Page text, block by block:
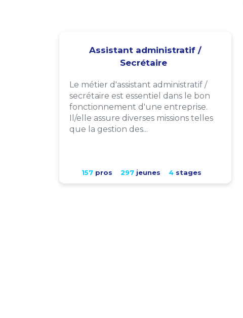
Assistant administratif /
Secrétaire
Le métier d'assistant administratif /
secrétaire est essentiel dans le bon
fonctionnement d'une entreprise.
Il/elle assure diverses missions telles
que la gestion des...
157pros 297jeunes 4stages